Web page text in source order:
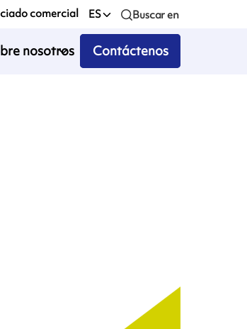
comercial ES Buscar en
nosotros Contáctenos